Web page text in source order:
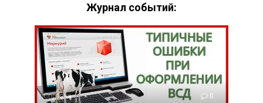
Журнал событий:
Справка 0